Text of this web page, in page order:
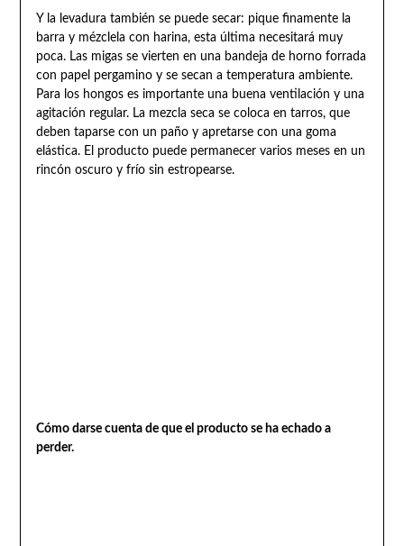
Y la levadura también se puede secar: pique finamente la
barra y mézclela con harina, esta última necesitará muy
poca. Las migas se vierten en una bandeja de horno forrada
con papel pergamino y se secan a temperatura ambiente.
Para los hongos es importante una buena ventilación y una
agitación regular. La mezcla seca se coloca en tarros, que
deben taparse con un paño y apretarse con una goma
elástica. El producto puede permanecer varios meses en un
rincón oscuro y frío sin estropearse.
Cómo darse cuenta de que el producto se ha echado a
perder.